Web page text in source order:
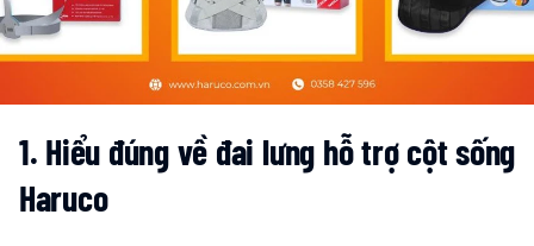
1. Hiểu đúng về đai lưng hỗ trợ cột sống
Haruco